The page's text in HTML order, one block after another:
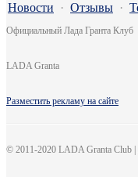
Новости · Отзывы ·
Официальный Лада Гранта Клуб
LADA Granta
Разместить рекламу на сайте
© 2011-2020 LADA Granta Club |